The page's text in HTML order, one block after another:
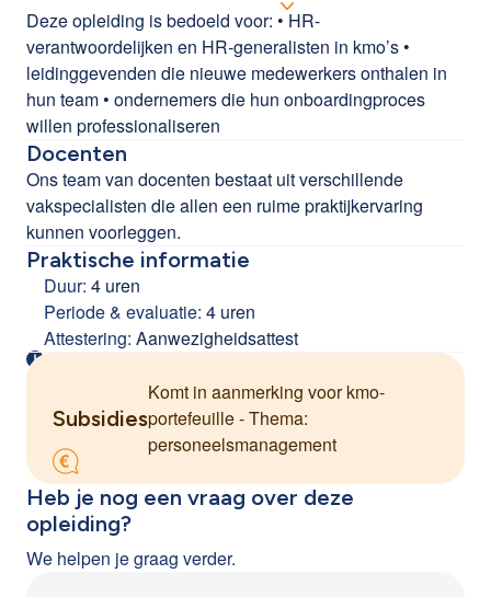
Deze opleiding is bedoeld voor: • HR-
verantwoordelijken en HR-generalisten in kmo’s •
leidinggevenden die nieuwe medewerkers onthalen in
hun team • ondernemers die hun onboardingproces
willen professionaliseren
Docenten
Ons team van docenten bestaat uit verschillende
vakspecialisten die allen een ruime praktijkervaring
kunnen voorleggen.
Praktische informatie
Duur: 4 uren
Periode & evaluatie: 4 uren
Attestering: Aanwezigheidsattest
Subsidies
Komt in aanmerking voor kmo-
portefeuille - Thema:
personeelsmanagement
Heb je nog een vraag over deze
opleiding?
We helpen je graag verder.